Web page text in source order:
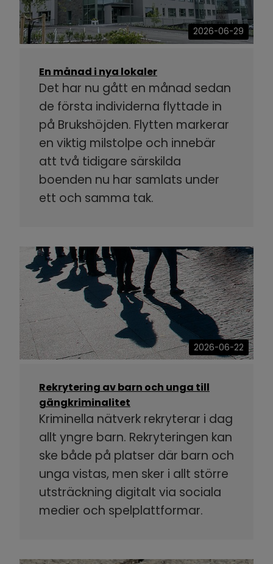
2026-06-29
En månad i nya lokaler
Det har nu gått en månad sedan
de första individerna flyttade in
på Brukshöjden. Flytten markerar
en viktig milstolpe och innebär
att två tidigare särskilda
boenden nu har samlats under
ett och samma tak.
2026-06-22
Rekrytering av barn och unga till
gängkriminalitet
Kriminella nätverk rekryterar i dag
allt yngre barn. Rekryteringen kan
ske både på platser där barn och
unga vistas, men sker i allt större
utsträckning digitalt via sociala
medier och spelplattformar.